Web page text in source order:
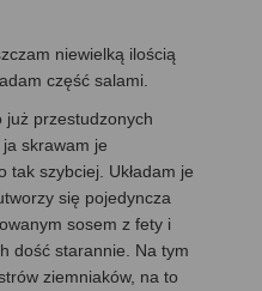
niewielką ilością
część salami.
już przestudzonych
skrawam je
tak szybciej. Układam je
się pojedyncza
sosem z fety i
dość starannie. Na tym
ziemniaków, na to